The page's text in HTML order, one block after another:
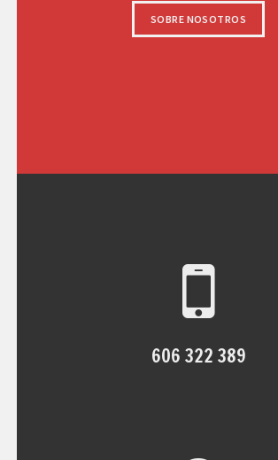
SOBRE NOSOTROS
606 322 389